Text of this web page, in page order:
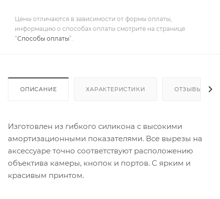
Цены отличаются в зависимости от формы оплаты,
информацию о способах оплаты смотрите на странице
“Способы оплаты”.
ОПИСАНИЕ ХАРАКТЕРИСТИКИ ОТЗЫВЫ
Изготовлен из гибкого силикона с высокими
амортизационными показателями. Все вырезы на
аксессуаре точно соответствуют расположению
объектива камеры, кнопок и портов. С ярким и
красивым принтом.